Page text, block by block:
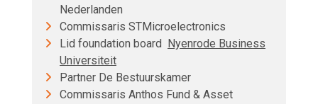
Nederlanden
Commissaris STMicroelectronics
Lid foundation board Nyenrode Business
Universiteit
Partner De Bestuurskamer
Commissaris Anthos Fund & Asset